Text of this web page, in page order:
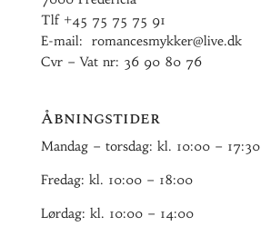
Tlf +45 75 75 75 91
E-mail: romancesmykker@live.dk
Cvr – Vat nr: 36 90 80 76
Åbningstider
Mandag – torsdag: kl. 10:00 – 17:30
Fredag: kl. 10:00 – 18:00
Lørdag: kl. 10:00 – 14:00